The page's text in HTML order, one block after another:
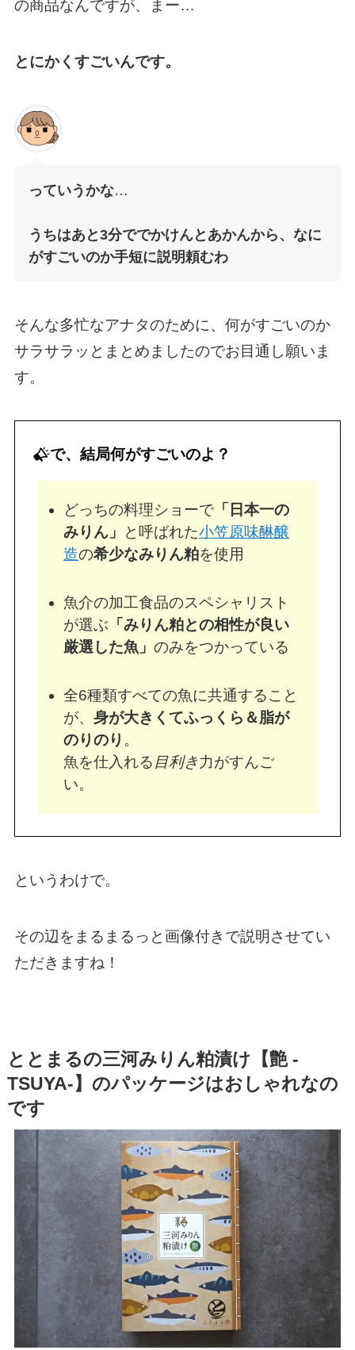
の商品なんですが、まー…
とにかくすごいんです。
っていうかな…
うちはあと3分ででかけんとあかんから、なに
がすごいのか手短に説明頼むわ
そんな多忙なアナタのために、何がすごいのか
サラサラッとまとめましたのでお目通し願いま
す。
で、結局何がすごいのよ？
どっちの料理ショーで 「日本一の
みりん」
と呼ばれた小笠原味醂醸
造の希少なみりん粕を使用
魚介の加工食品のスペシャリスト
が選ぶ 「みりん粕との相性が良い
厳選した魚」のみをつかっている
全6種類すべての魚に共通すること
が、身が大きくてふっくら＆脂が
のりのり 。
魚を仕入れる 目利き力がすんご
い。
というわけで。
その辺をまるまるっと画像付きで説明させてい
ただきますね！
ととまるの三河みりん粕漬け【艶 -
TSUYA-】のパッケージはおしゃれなの
です